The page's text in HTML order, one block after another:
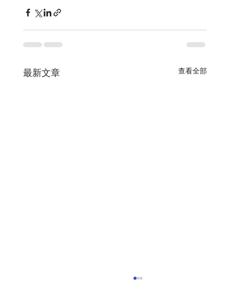
最新文章 查看全部